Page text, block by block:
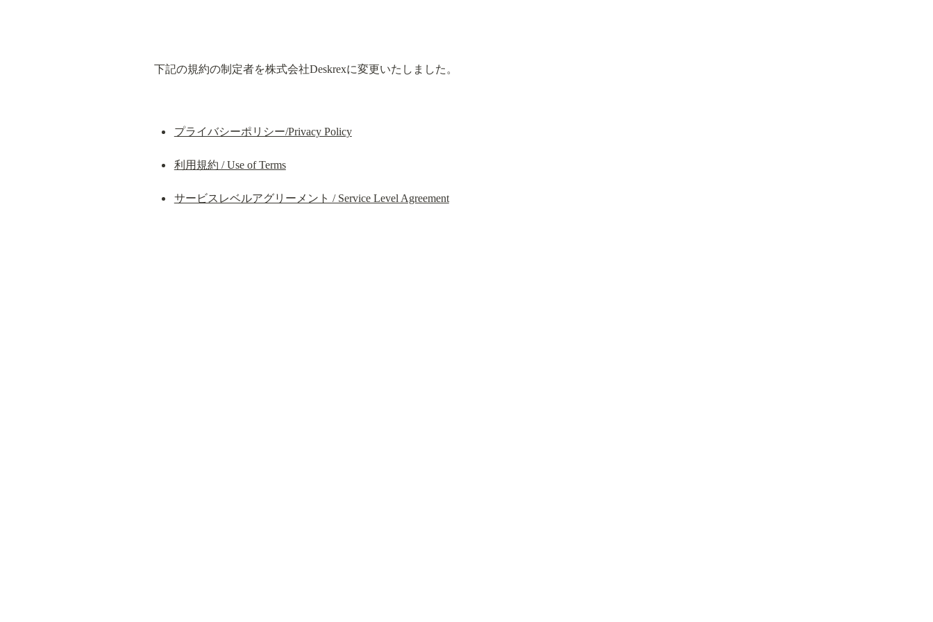
下記の規約の制定者を株式会社Deskrexに変更いたしました。
プライバシーポリシー/Privacy Policy
利用規約 / Use of Terms
サービスレベルアグリーメント / Service Level Agreement